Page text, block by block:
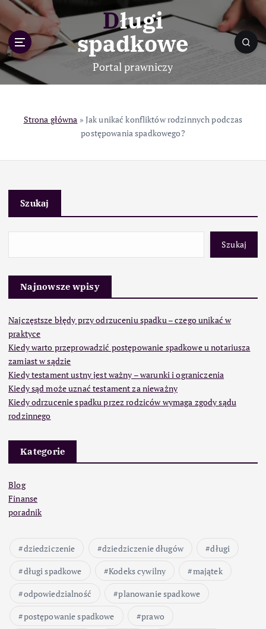
p
o
c
Długi
spadkowe
Portal prawniczy
Strona główna » Jak unikać konfliktów rodzinnych podczas
postępowania spadkowego?
Szukaj
Szukaj
Najnowsze wpisy
Najczęstsze błędy przy odrzuceniu spadku – czego unikać w
praktyce
Kiedy warto przeprowadzić postępowanie spadkowe u notariusza
zamiast w sądzie
Kiedy testament ustny jest ważny – warunki i ograniczenia
Kiedy sąd może uznać testament za nieważny
Kiedy odrzucenie spadku przez rodziców wymaga zgody sądu
rodzinnego
Kategorie
Blog
Finanse
poradnik
dziedziczenie dziedziczenie długów
długi
długi spadkowe
Kodeks cywilny
majątek
odpowiedzialność
planowanie spadkowe
postępowanie spadkowe
prawo